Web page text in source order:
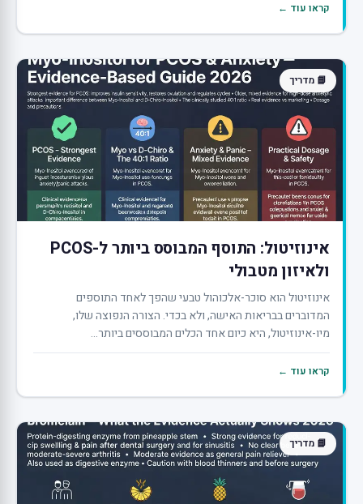
קראו עוד ←
📘 מדריך
אינוזיטול: התוסף המבוסס ביותר ל-PCOS
ולאיזון מטבולי
אינוזיטול הוא סוכר-אלכוהול טבעי שהפך לאחד התוספים
המדוברים בבריאות האישה, ולא בכדי. הצורה הנפוצה שלו,
מיו-אינוזיטול, היא כיום אחד הכלים המבוססים ביותר...
קראו עוד ←
📘 מדריך